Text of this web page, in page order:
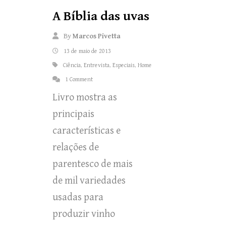
A Bíblia das uvas
ByMarcos Pivetta
13 de maio de 2013
Ciência, Entrevista, Especiais, Home
1 Comment
Livro mostra as
principais
características e
relações de
parentesco de mais
de mil variedades
usadas para
produzir vinho